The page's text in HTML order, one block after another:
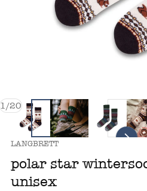
1 /
von20
anbieter:
LANGBRETT
polar star
unisex